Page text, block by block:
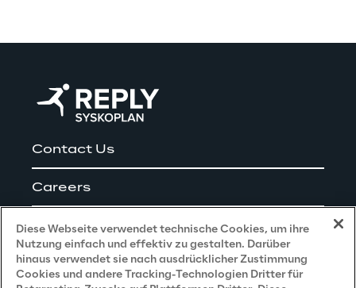
Contact Us
Careers
Impressum
Diese Webseite verwendet technische Cookies, um ihre
Nutzung einfach und effektiv zu gestalten. Darüber
hinaus verwendet sie nach ausdrücklicher Zustimmung
Cookies und andere Tracking-Technologien Dritter für